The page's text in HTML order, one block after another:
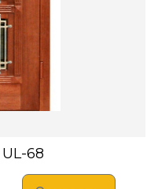
UL-68